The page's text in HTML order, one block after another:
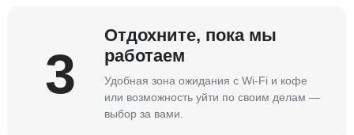
3
Отдохните, пока мы
работаем
Удобная зона ожидания с Wi-Fi и кофе
или возможность уйти по своим делам —
выбор за вами.